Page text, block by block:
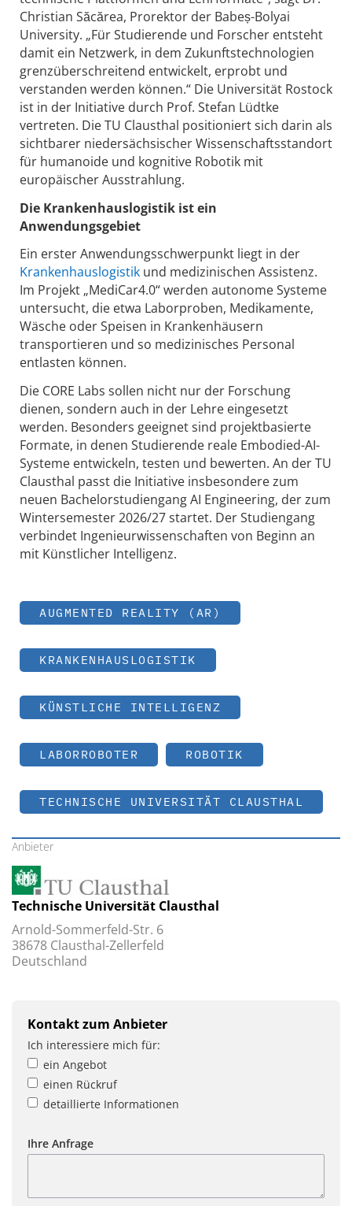
Christian Săcărea, Prorektor der Babeș-Bolyai
University. „Für Studierende und Forscher entsteht
damit ein Netzwerk, in dem Zukunftstechnologien
grenzüberschreitend entwickelt, erprobt und
verstanden werden können.“ Die Universität Rostock
ist in der Initiative durch Prof. Stefan Lüdtke
vertreten. Die TU Clausthal positioniert sich darin als
sichtbarer niedersächsischer Wissenschaftsstandort
für humanoide und kognitive Robotik mit
europäischer Ausstrahlung.
Die Krankenhauslogistik ist ein
Anwendungsgebiet
Ein erster Anwendungsschwerpunkt liegt in der
Krankenhauslogistik und medizinischen Assistenz.
Im Projekt „MediCar4.0“ werden autonome Systeme
untersucht, die etwa Laborproben, Medikamente,
Wäsche oder Speisen in Krankenhäusern
transportieren und so medizinisches Personal
entlasten können.
Die CORE Labs sollen nicht nur der Forschung
dienen, sondern auch in der Lehre eingesetzt
werden. Besonders geeignet sind projektbasierte
Formate, in denen Studierende reale Embodied-AI-
Systeme entwickeln, testen und bewerten. An der TU
Clausthal passt die Initiative insbesondere zum
neuen Bachelorstudiengang AI Engineering, der zum
Wintersemester 2026/27 startet. Der Studiengang
verbindet Ingenieurwissenschaften von Beginn an
mit Künstlicher Intelligenz.
AUGMENTED REALITY (AR)
KRANKENHAUSLOGISTIK
KÜNSTLICHE INTELLIGENZ
LABORROBOTER ROBOTIK
TECHNISCHE UNIVERSITÄT CLAUSTHAL
Anbieter
Technische Universität Clausthal
Arnold-Sommerfeld-Str. 6
38678 Clausthal-Zellerfeld
Deutschland
Kontakt zum Anbieter
Ich interessiere mich für:
ein Angebot
einen Rückruf
detaillierte Informationen
Ihre Anfrage